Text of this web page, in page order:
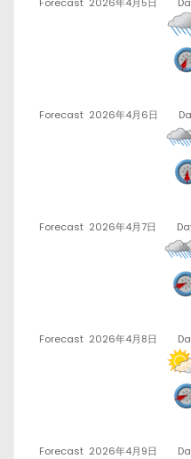
Forecast 2026年4月6日
Forecast 2026年4月7日
Forecast 2026年4月8日
Forecast 2026年4月9日